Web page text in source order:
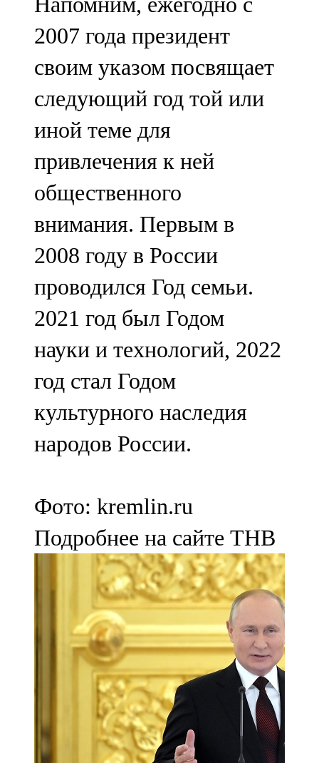
2007 года президент
своим указом посвящает
следующий год той или
иной теме для
привлечения к ней
общественного
внимания. Первым в
2008 году в России
проводился Год семьи.
2021 год был Годом
науки и технологий, 2022
год стал Годом
культурного наследия
народов России.
Фото: kremlin.ru
Подробнее на сайте ТНВ